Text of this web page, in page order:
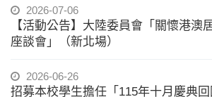
2026-07-06
【活動公告】大陸委員會「關懷港澳
座談會」（新北場）
2026-06-26
招募本校學生擔任「115年十月慶典